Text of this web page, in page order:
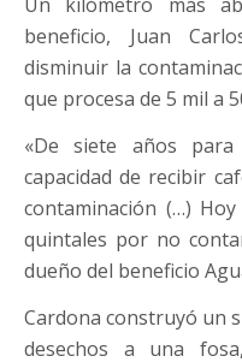
beneficio, Juan
disminuir la
que procesa de 5 mil a
«De siete años
capacidad de recibir
contaminación (…)
quintales por no
dueño del beneficio
Cardona construyó un
desechos a una